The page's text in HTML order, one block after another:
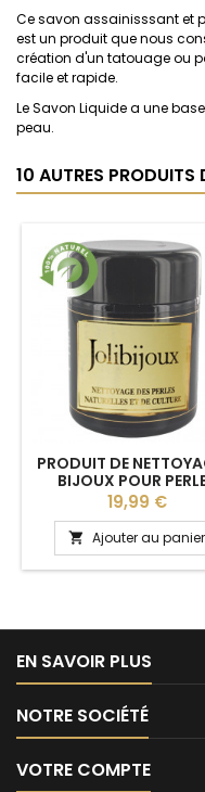
Ce savon assainisssant et
est un produit que nous
création d'un tatouage ou
facile et rapide.
Le Savon Liquide a une
peau.
10 AUTRES PRODUITS
PRODUIT DE
BIJOUX POUR
Prix
19,99 €
 Ajouter au panier
EN SAVOIR PLUS
NOTRE SOCIÉTÉ
VOTRE COMPTE